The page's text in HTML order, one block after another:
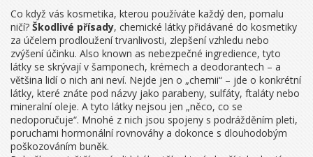
Co když vás kosmetika, kterou používáte každý den, pomalu
ničí? Škodlivé přísady, chemické látky přidávané do kosmetiky
za účelem prodloužení trvanlivosti, zlepšení vzhledu nebo
zvýšení účinku. Also known as nebezpečné ingredience, tyto
látky se skrývají v šamponech, krémech a deodorantech – a
většina lidí o nich ani neví. Nejde jen o „chemii“ – jde o konkrétní
látky, které znáte pod názvy jako parabeny, sulfáty, ftaláty nebo
mineralní oleje. A tyto látky nejsou jen „něco, co se
nedoporučuje“. Mnohé z nich jsou spojeny s podrážděním pleti,
poruchami hormonální rovnováhy a dokonce s dlouhodobým
poškozováním buněk.